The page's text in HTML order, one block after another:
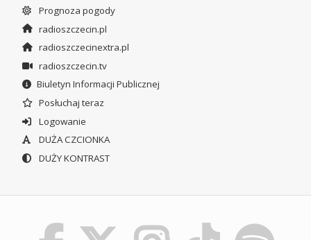
Prognoza pogody
radioszczecin.pl
radioszczecinextra.pl
radioszczecin.tv
Biuletyn Informacji Publicznej
Posłuchaj teraz
Logowanie
DUŻA CZCIONKA
DUŻY KONTRAST